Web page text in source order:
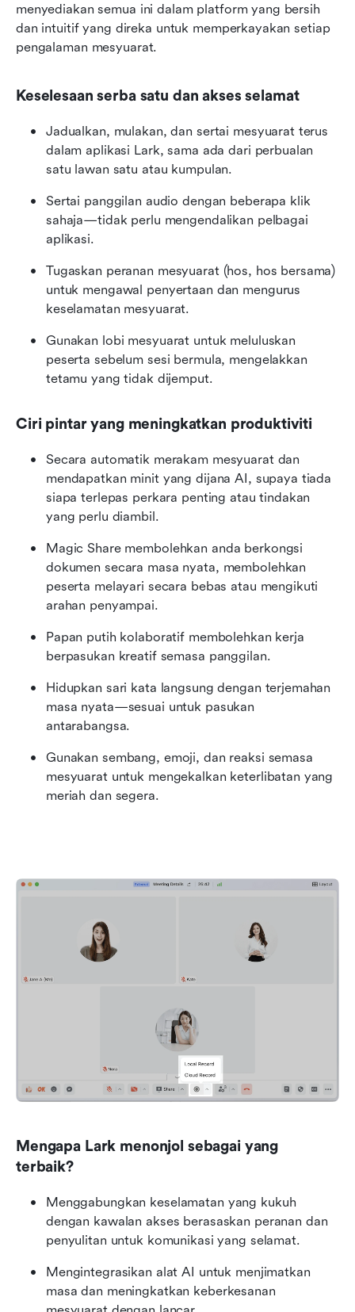
menyediakan semua ini dalam platform yang bersih
dan intuitif yang direka untuk memperkayakan setiap
pengalaman mesyuarat.
Keselesaan serba satu dan akses selamat
Jadualkan, mulakan, dan sertai mesyuarat terus
dalam aplikasi Lark, sama ada dari perbualan
satu lawan satu atau kumpulan.
Sertai panggilan audio dengan beberapa klik
sahaja—tidak perlu mengendalikan pelbagai
aplikasi.
Tugaskan peranan mesyuarat (hos, hos bersama)
untuk mengawal penyertaan dan mengurus
keselamatan mesyuarat.
Gunakan lobi mesyuarat untuk meluluskan
peserta sebelum sesi bermula, mengelakkan
tetamu yang tidak dijemput.
Ciri pintar yang meningkatkan produktiviti
Secara automatik merakam mesyuarat dan
mendapatkan minit yang dijana AI, supaya tiada
siapa terlepas perkara penting atau tindakan
yang perlu diambil.
Magic Share membolehkan anda berkongsi
dokumen secara masa nyata, membolehkan
peserta melayari secara bebas atau mengikuti
arahan penyampai.
Papan putih kolaboratif membolehkan kerja
berpasukan kreatif semasa panggilan.
Hidupkan sari kata langsung dengan terjemahan
masa nyata—sesuai untuk pasukan
antarabangsa.
Gunakan sembang, emoji, dan reaksi semasa
mesyuarat untuk mengekalkan keterlibatan yang
meriah dan segera.
Mengapa Lark menonjol sebagai yang
terbaik?
Menggabungkan keselamatan yang kukuh
dengan kawalan akses berasaskan peranan dan
penyulitan untuk komunikasi yang selamat.
Mengintegrasikan alat AI untuk menjimatkan
masa dan meningkatkan keberkesanan